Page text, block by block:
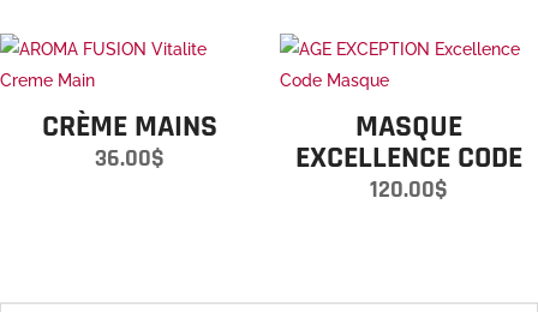
CRÈME MAINS
36.00$
MASQUE
EXCELLENCE CODE
120.00$